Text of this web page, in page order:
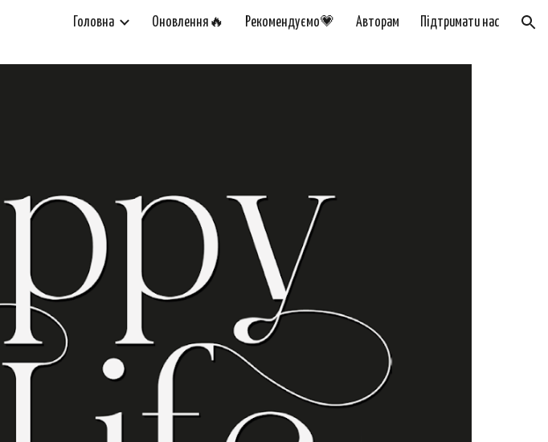
Skip to navigation
Головна Оновлення🔥 Рекомендуємо💗 Авторам Підтримати нас